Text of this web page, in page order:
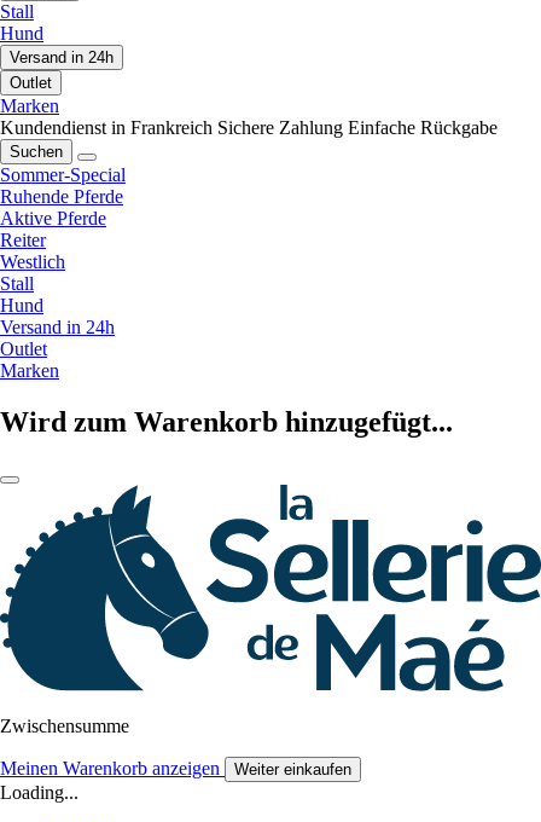
Stall
Hund
Versand in 24h
Outlet
Marken
Kundendienst in Frankreich Sichere Zahlung Einfache Rückgabe
Suchen
Sommer-Special
Ruhende Pferde
Aktive Pferde
Reiter
Westlich
Stall
Hund
Versand in 24h
Outlet
Marken
Wird zum Warenkorb hinzugefügt...
Zwischensumme
Meinen Warenkorb anzeigen Weiter einkaufen
Loading...